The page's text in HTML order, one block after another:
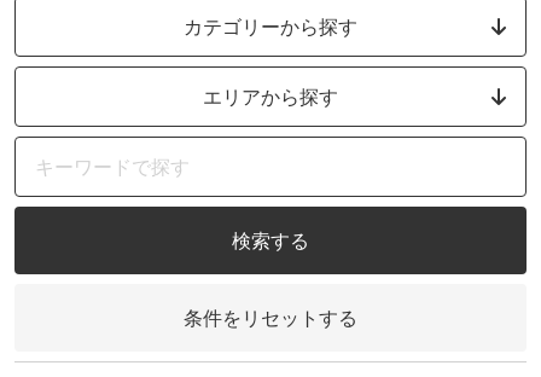
カテゴリーから探す
エリアから探す
検索する
条件をリセットする